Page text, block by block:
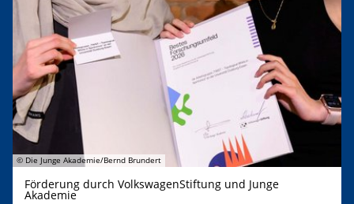
© Die Junge Akademie/Bernd Brundert
Förderung durch VolkswagenStiftung und Junge
Akademie